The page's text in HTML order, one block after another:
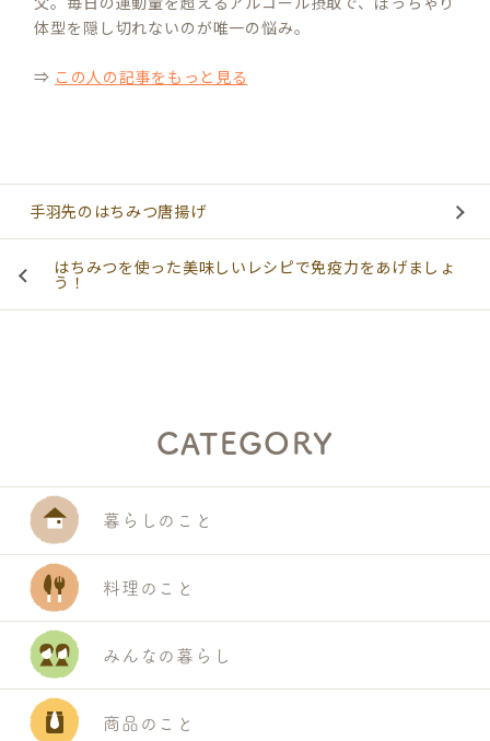
体型を隠し切れないのが唯一の悩み。
⇒ この人の記事をもっと見る
手羽先のはちみつ唐揚げ
はちみつを使った美味しいレシピで免疫力をあげましょ
う！
CATEGORY
暮らしのこと
料理のこと
みんなの暮らし
商品のこと